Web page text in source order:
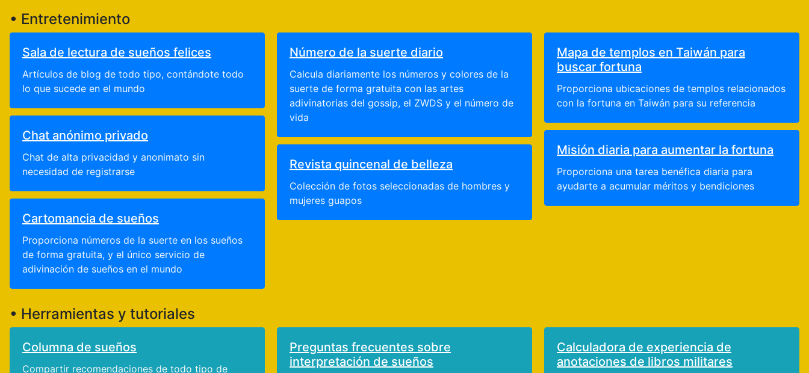
• Entretenimiento
Sala de lectura de sueños felices
Artículos de blog de todo tipo, contándote todo
lo que sucede en el mundo
Chat anónimo privado
Chat de alta privacidad y anonimato sin
necesidad de registrarse
Cartomancia de sueños
Proporciona números de la suerte en los sueños
de forma gratuita, y el único servicio de
adivinación de sueños en el mundo
Número de la suerte diario
Calcula diariamente los números y colores de la
suerte de forma gratuita con las artes
adivinatorias del gossip, el ZWDS y el número de
vida
Revista quincenal de belleza
Colección de fotos seleccionadas de hombres y
mujeres guapos
Mapa de templos en Taiwán para
buscar fortuna
Proporciona ubicaciones de templos relacionados
con la fortuna en Taiwán para su referencia
Misión diaria para aumentar la fortuna
Proporciona una tarea benéfica diaria para
ayudarte a acumular méritos y bendiciones
• Herramientas y tutoriales
Columna de sueños
Compartir recomendaciones de todo tipo de
Preguntas frecuentes sobre
interpretación de sueños
Calculadora de experiencia de
anotaciones de libros militares